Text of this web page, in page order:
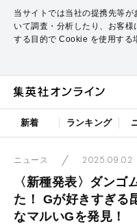
当サイトでは当社の提携先等が
いて調査・分析したり、お客
する目的で Cookie を使用する
新着 ランキング
ニュース 2025.09.02
〈新種発表〉ダンゴ
た！ Gが好きすぎる
なマルいGを発見！